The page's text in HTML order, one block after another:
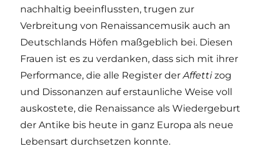
nachhaltig beeinflussten, trugen zur
Verbreitung von Renaissancemusik auch an
Deutschlands Höfen maßgeblich bei. Diesen
Frauen ist es zu verdanken, dass sich mit ihrer
Performance, die alle Register derAffettizog
und Dissonanzen auf erstaunliche Weise voll
auskostete, die Renaissance als Wiedergeburt
der Antike bis heute in ganz Europa als neue
Lebensart durchsetzen konnte.